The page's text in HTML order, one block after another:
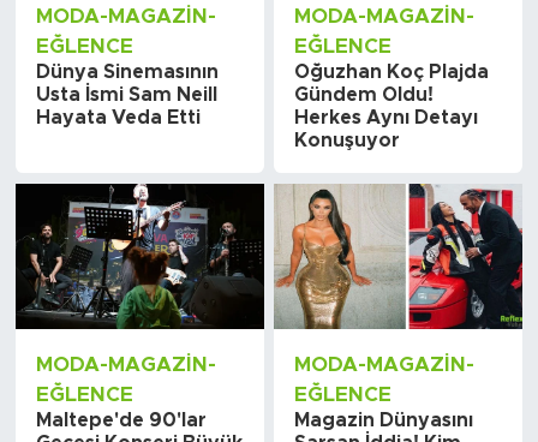
MODA-MAGAZIN-
EĞLENCE
Dünya Sinemasının
Usta İsmi Sam Neill
Hayata Veda Etti
MODA-MAGAZIN-
EĞLENCE
Oğuzhan Koç Plajda
Gündem Oldu!
Herkes Aynı Detayı
Konuşuyor
MODA-MAGAZIN-
EĞLENCE
Maltepe'de 90'lar
MODA-MAGAZIN-
EĞLENCE
Magazin Dünyasını